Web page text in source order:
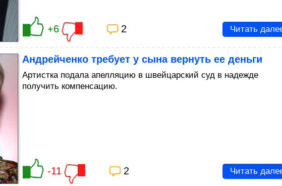
+6 2 Читать
Андрейченко требует у сына вернуть ее деньги
Артистка подала апелляцию в швейцарский суд в надежде
получить компенсацию.
-11 2 Читать